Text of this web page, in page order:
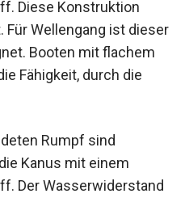
Diese Konstruktion
Für Wellengang ist dieser
Booten mit flachem
Fähigkeit, durch die
Rumpf sind
Kanus mit einem
Der Wasserwiderstand